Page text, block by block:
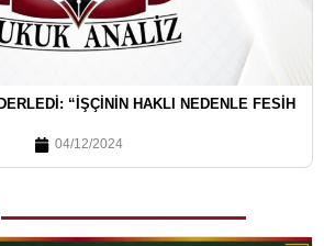
“İŞÇININ HAKLI NEDENLE FESIH
04/12/2024